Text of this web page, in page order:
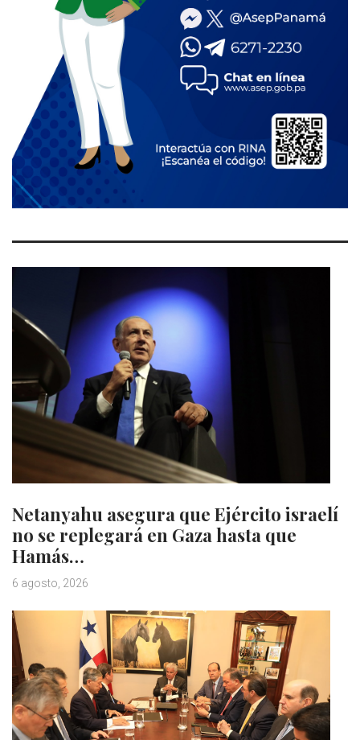
Netanyahu asegura que Ejército israelí
no se replegará en Gaza hasta que
Hamás…
6 agosto, 2026